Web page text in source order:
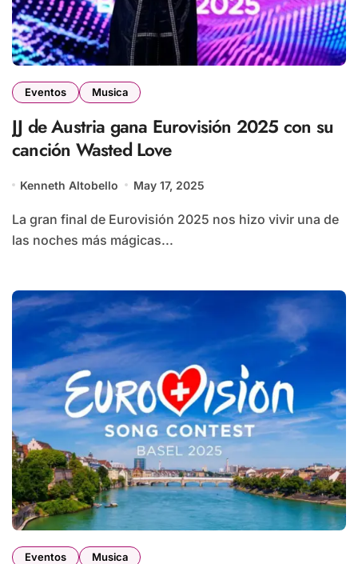
Eventos Musica
JJ de Austria gana Eurovisión 2025 con su
canción Wasted Love
Kenneth Altobello May 17, 2025
La gran final de Eurovisión 2025 nos hizo vivir una de
las noches más mágicas...
Eventos Musica